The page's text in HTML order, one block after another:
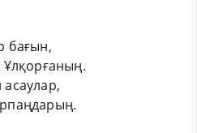
бағын,
Ұлқорғаның.